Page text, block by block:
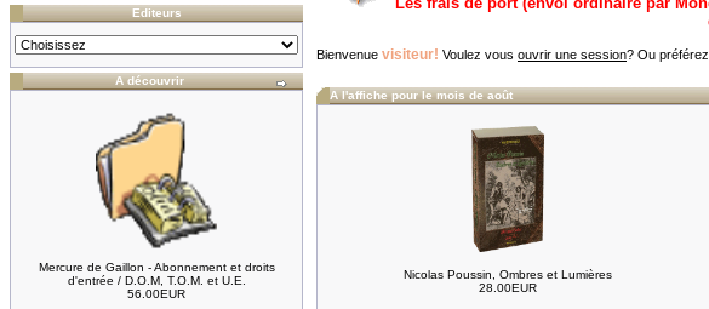
Editeurs
A découvrir
Mercure de Gaillon - Abonnement et droits
d'entrée / D.O.M, T.O.M. et U.E.
56.00EUR
Bienvenue visiteur! Voulez vous ouvrir une session? Ou
A l'affiche pour le mois de août
Nicolas Poussin, Ombres et Lumières
28.00EUR